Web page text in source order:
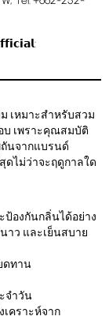
เหมาะสำหรับสวม
เพราะคุณสมบัติ
นจากแบรนด์
ดไม่ว่าจะฤดูกาลใด
ป้องกันกลิ่นได้อย่าง
าว และเย็นสบาย
ดทาน
จำวัน
คราะห์จาก